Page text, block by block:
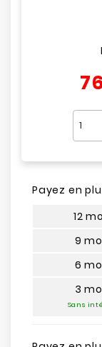
Payez en
12
9
6
3
Sans